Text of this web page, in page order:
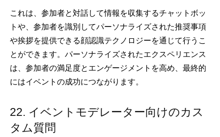
これは、参加者と対話して情報を収集するチャットボッ
トや、参加者を識別してパーソナライズされた推奨事項
や挨拶を提供できる顔認識テクノロジーを通じて行うこ
とができます。パーソナライズされたエクスペリエンス
は、参加者の満足度とエンゲージメントを高め、最終的
にはイベントの成功につながります。
22. イベントモデレーター向けのカス
タム質問